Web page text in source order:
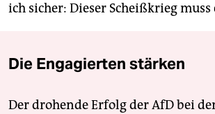
ich sicher: Dieser Scheißkrieg muss
Die Engagierten stärken
Der drohende Erfolg der AfD bei